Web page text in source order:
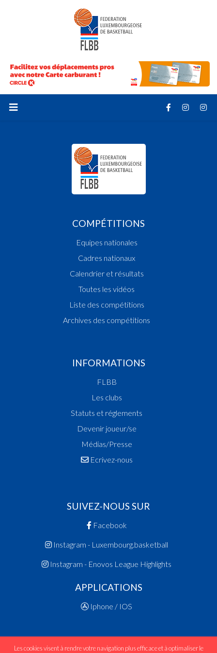
COMPÉTITIONS
Equipes nationales
Cadres nationaux
Calendrier et résultats
Toutes les vidéos
Liste des compétitions
Archives des compétitions
INFORMATIONS
FLBB
Les clubs
Statuts et réglements
Devenir joueur/se
Médias/Presse
Ecrivez-nous
SUIVEZ-NOUS SUR
Facebook
Instagram - Luxembourg.basketball
Instagram - Enovos League Highlights
APPLICATIONS
Iphone / IOS
Les cookies visent à rendre votre navigation plus efficace et à optimaliser le